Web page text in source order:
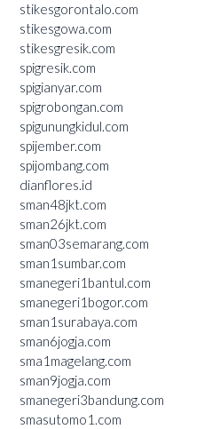
stikesgorontalo.com
stikesgowa.com
stikesgresik.com
spigresik.com
spigianyar.com
spigrobongan.com
spigunungkidul.com
spijember.com
spijombang.com
dianflores.id
sman48jkt.com
sman26jkt.com
sman03semarang.com
sman1sumbar.com
smanegeri1bantul.com
smanegeri1bogor.com
sman1surabaya.com
sman6jogja.com
sma1magelang.com
sman9jogja.com
smanegeri3bandung.com
smasutomo1.com